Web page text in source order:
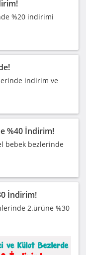
%20 indirimi
indirim ve
%40 İndirim!
bebek bezlerinde
İndirim!
2.ürüne %30